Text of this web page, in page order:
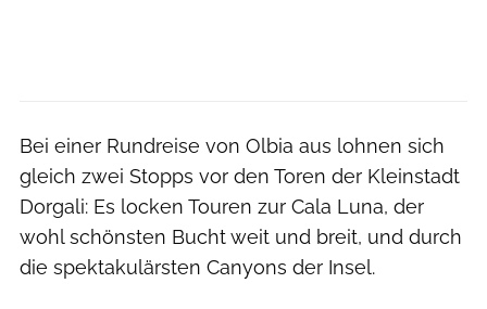
Bei einer Rundreise von Olbia aus lohnen sich
gleich zwei Stopps vor den Toren der Kleinstadt
Dorgali: Es locken Touren zur Cala Luna, der
wohl schönsten Bucht weit und breit, und durch
die spektakulärsten Canyons der Insel.